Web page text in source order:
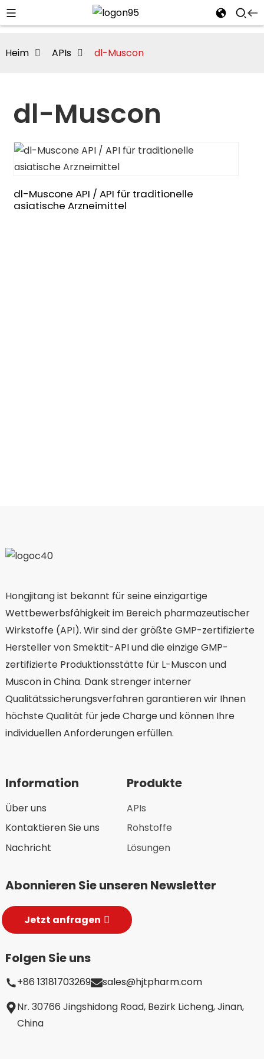
Heim APIs dl-Muscon
dl-Muscon
dl-Muscone API / API für traditionelle
asiatische Arzneimittel
Hongjitang ist bekannt für seine einzigartige
Wettbewerbsfähigkeit im Bereich pharmazeutischer
Wirkstoffe (API). Wir sind der größte GMP-zertifizierte
Hersteller von Smektit-API und die einzige GMP-
zertifizierte Produktionsstätte für L-Muscon und
Muscon in China. Dank strenger interner
Qualitätssicherungsverfahren garantieren wir Ihnen
höchste Qualität für jede Charge und können Ihre
individuellen Anforderungen erfüllen.
Information
Über uns
Kontaktieren Sie uns
Nachricht
Produkte
APIs
Rohstoffe
Lösungen
Abonnieren Sie unseren Newsletter
Jetzt anfragen
Folgen Sie uns
+86 13181703269
sales@hjtpharm.com
Nr. 30766 Jingshidong Road, Bezirk Licheng, Jinan,
China